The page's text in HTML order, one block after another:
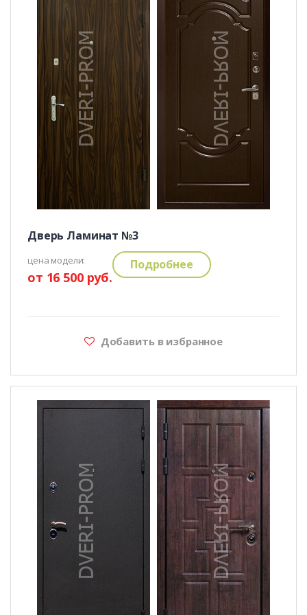
Дверь Ламинат №3
цена модели:
от 16 500 руб.
Подробнее
Добавить в избранное